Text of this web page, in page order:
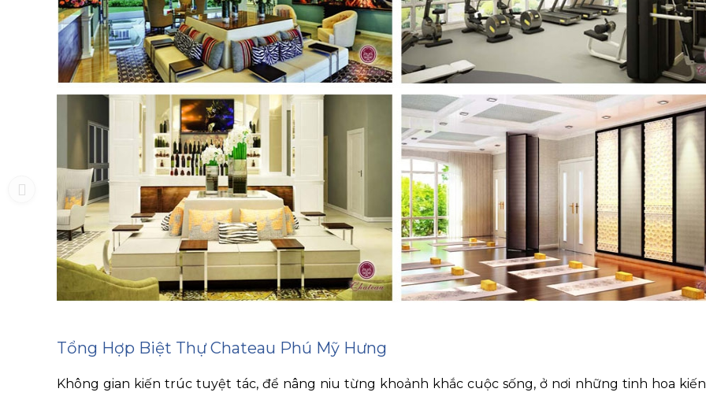
Tổng Hợp Biệt Thự Chateau Phú Mỹ Hưng
Không gian kiến trúc tuyệt tác, để nâng niu từng khoảnh khắc cuộc sống, ở nơi những tinh hoa